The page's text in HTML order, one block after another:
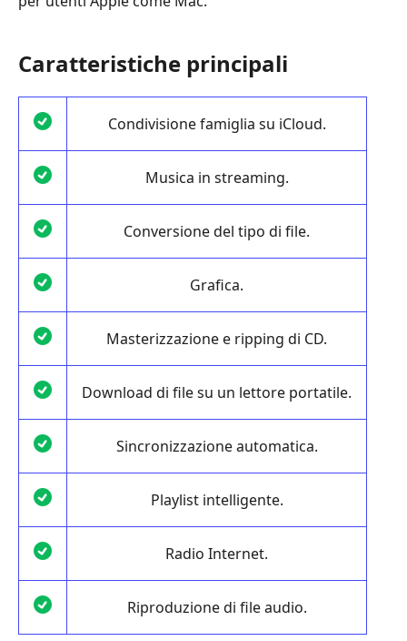
Caratteristiche principali
Condivisione famiglia su iCloud.
Musica in streaming.
Conversione del tipo di file.
Grafica.
Masterizzazione e ripping di CD.
Download di file su un lettore portatile.
Sincronizzazione automatica.
Playlist intelligente.
Radio Internet.
Riproduzione di file audio.